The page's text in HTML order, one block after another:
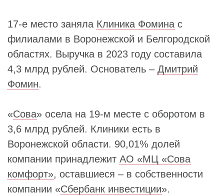
17-е место заняла Клиника Фомина с
филиалами в Воронежской и Белгородской
областях. Выручка в 2023 году составила
4,3 млрд рублей. Основатель – Дмитрий
Фомин.
«Сова» осела на 19-м месте с оборотом в
3,6 млрд рублей. Клиники есть в
Воронежской области. 90,01% долей
компании принадлежит АО «МЦ «Сова
комфорт», оставшиеся – в собственности
компании «Сбербанк инвестиции».